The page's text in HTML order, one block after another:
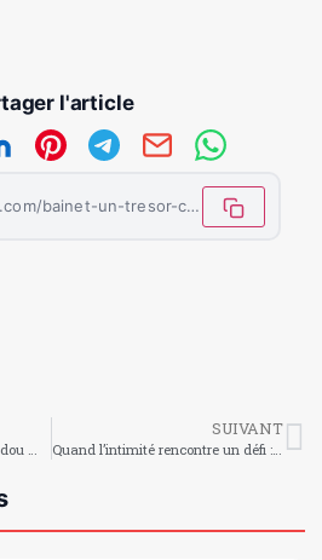
l'article
https://letemoinhaiti.com/bainet-un-tresor-culturel-et-economique-au-coeur-du-sud-est-haiti/
Quand la ville avance : le Vodou mis à l’écart sous l’escalade urbaine
SUIVANT
Quand l’intimité rencontre un défi : mieux comprendre les fuites urinaires pendant les rapports sexuels